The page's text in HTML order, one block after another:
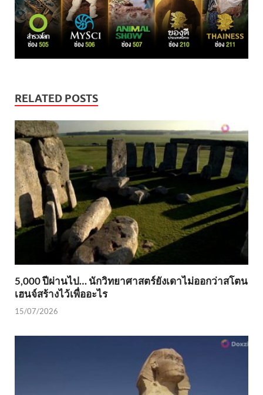
RELATED POSTS
5,000 ปีผ่านไป… นักวิทยาศาสตร์ยังเดาไม่ออกว่าสโตน
เฮนจ์สร้างไว้เพื่ออะไร
15/07/2026